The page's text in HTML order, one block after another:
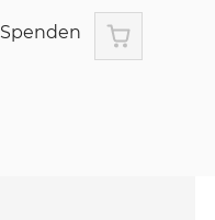
Spenden Warenkorb